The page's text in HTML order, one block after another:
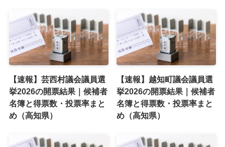
【速報】芸西村議会議員選
挙2026の開票結果｜候補者
名簿と得票数・投票率まと
め（高知県）
【速報】越知町議会議員選
挙2026の開票結果｜候補者
名簿と得票数・投票率まと
め（高知県）